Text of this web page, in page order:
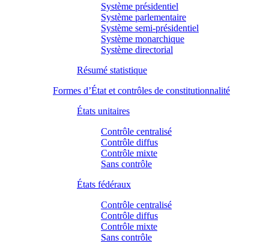
Système présidentiel
Système parlementaire
Système semi-présidentiel
Système monarchique
Système directorial
Résumé statistique
Formes d’État et contrôles de constitutionnalité
États unitaires
Contrôle centralisé
Contrôle diffus
Contrôle mixte
Sans contrôle
États fédéraux
Contrôle centralisé
Contrôle diffus
Contrôle mixte
Sans contrôle